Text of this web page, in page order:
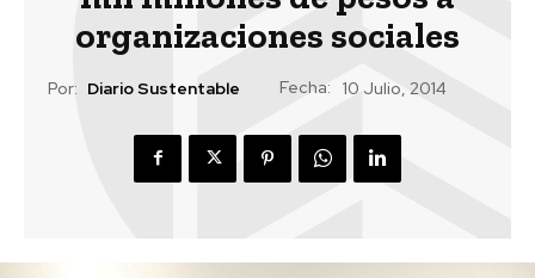
organizaciones sociales
Por: Diario Sustentable Fecha: 10 Julio, 2014